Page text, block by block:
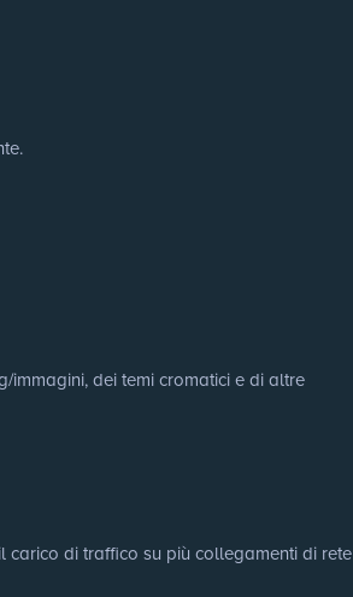
dei temi cromatici e di altre
carico di traffico su più collegamenti di rete